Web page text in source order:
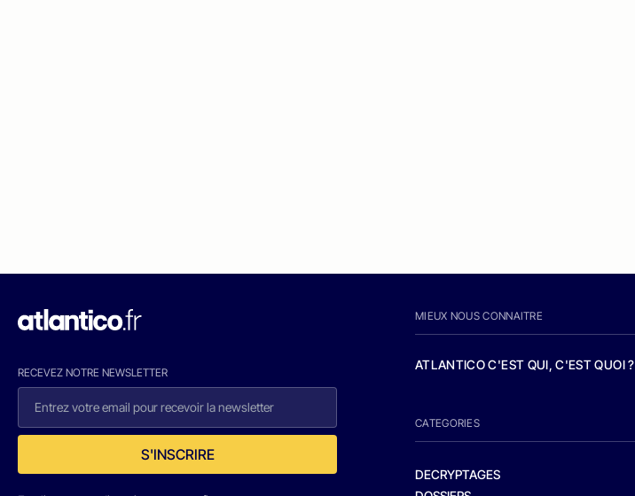
RECEVEZ NOTRE NEWSLETTER
S'INSCRIRE
MIEUX NOUS CONNAITRE
ATLANTICO C'EST QUI, C'EST QUOI ?
CATEGORIES
DECRYPTAGES